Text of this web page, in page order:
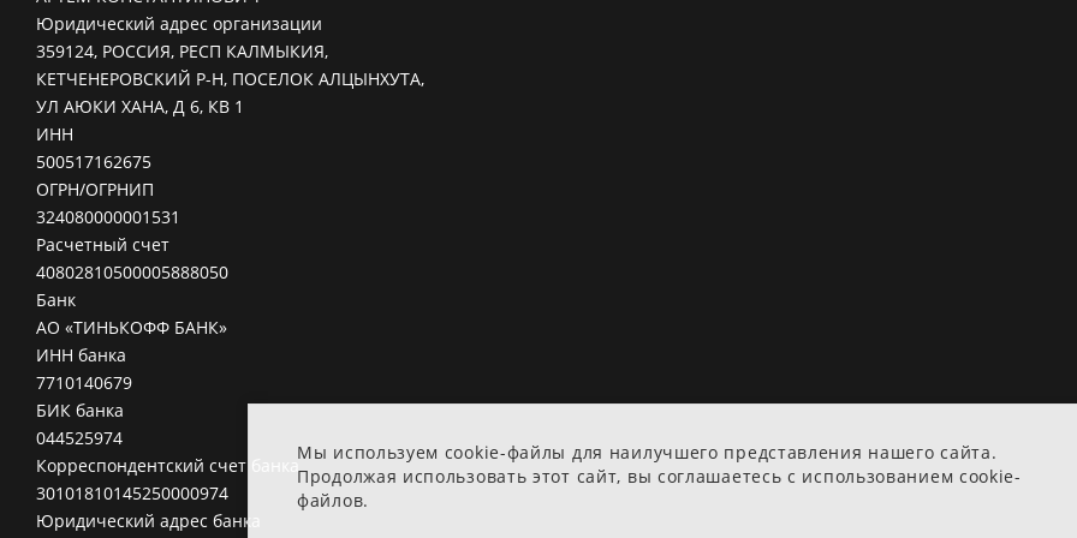
Мы используем cookie-файлы для наилучшего представления нашего сайта.
Продолжая использовать этот сайт, вы соглашаетесь с использованием cookie-
файлов.
Юридический адрес организации
359124, РОССИЯ, РЕСП КАЛМЫКИЯ,
КЕТЧЕНЕРОВСКИЙ Р-Н, ПОСЕЛОК АЛЦЫНХУТА,
УЛ АЮКИ ХАНА, Д 6, КВ 1
ИНН
500517162675
ОГРН/ОГРНИП
324080000001531
Расчетный счет
40802810500005888050
Банк
АО «ТИНЬКОФФ БАНК»
ИНН банка
7710140679
БИК банка
044525974
Корреспондентский счет банка
30101810145250000974
Юридический адрес банка